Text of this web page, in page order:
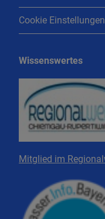
Cookie Einstellungen
Wissenswertes
Mitglied im